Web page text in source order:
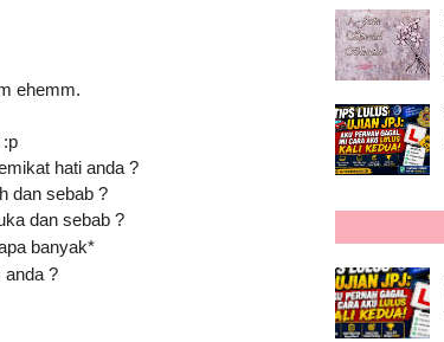
ehemm.
hati anda ?
dan sebab ?
dan sebab ?
banyak*
anda ?